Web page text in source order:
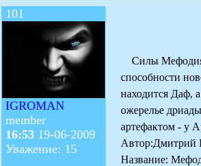
101
IGROMAN
member
16:53 19-06-2009
Уважение: 15
Силы Мефодия
способности
находится Даф,
ожерелье
артефактом - у
Автор:Дмитрий
Название: